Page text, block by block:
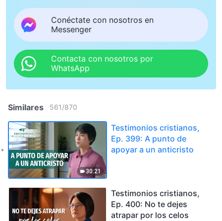
Conéctate con nosotros en
Messenger
Contacta con nosotros por
WhatsApp
Similares 561/870
30:21
Testimonios cristianos,
Ep. 399: A punto de
apoyar a un anticristo
Testimonios cristianos,
Ep. 400: No te dejes
atrapar por los celos